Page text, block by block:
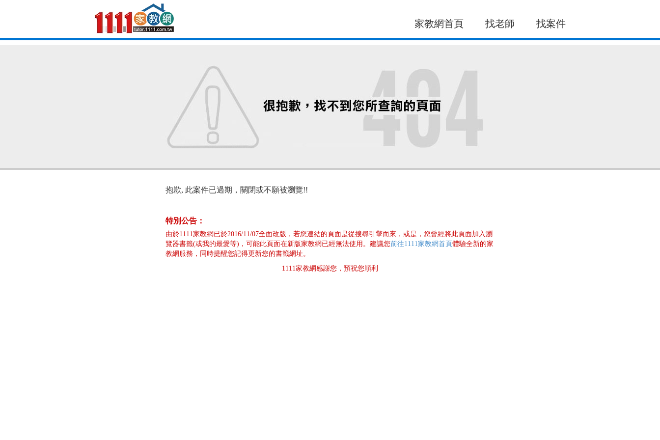
家教網首頁 找老師 找案件
抱歉, 此案件已過期，關閉或不願被瀏覽!!
特別公告：
由於1111家教網已於2016/11/07全面改版，若您連結的頁面是從搜尋引擎而來，或是，您曾經將此頁面加入瀏
覽器書籤(或我的最愛等)，可能此頁面在新版家教網已經無法使用。建議您前往1111家教網首頁體驗全新的家
教網服務，同時提醒您記得更新您的書籤網址。
1111家教網感謝您，預祝您順利